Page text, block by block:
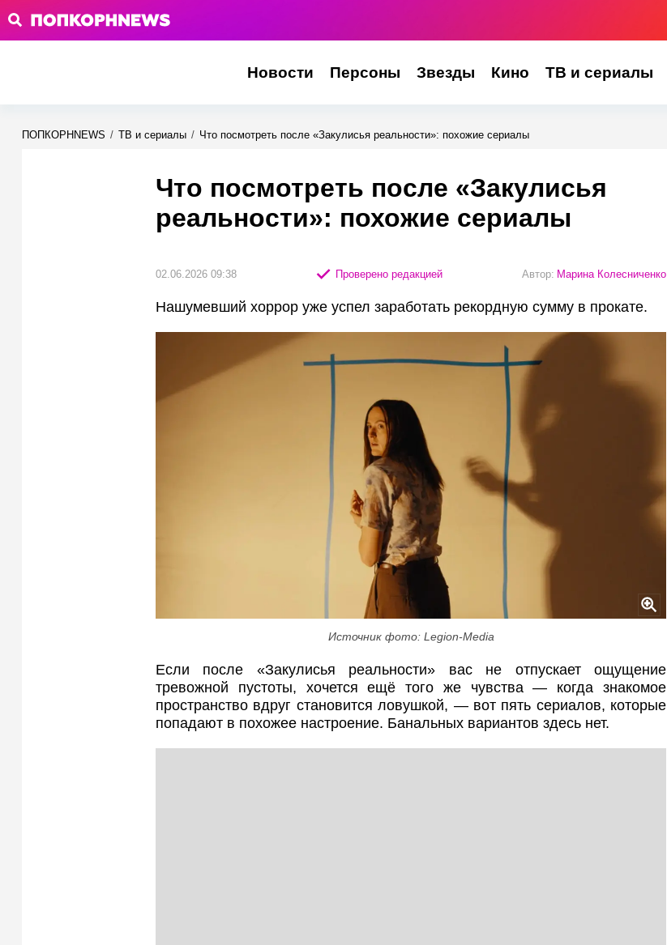
Новости Персоны Звезды Кино ТВ и сериалы
ПОПКОРНNEWS / ТВ и сериалы / Что посмотреть после «Закулисья реальности»: похожие сериалы
Что посмотреть после «Закулисья
реальности»: похожие сериалы
02.06.2026 09:38 Проверено редакцией Автор: Марина Колесниченко
Нашумевший хоррор уже успел заработать рекордную сумму в прокате.
Источник фото: Legion-Media
Если после «Закулисья реальности» вас не отпускает ощущение
тревожной пустоты, хочется ещё того же чувства — когда знакомое
пространство вдруг становится ловушкой, — вот пять сериалов, которые
попадают в похожее настроение. Банальных вариантов здесь нет.